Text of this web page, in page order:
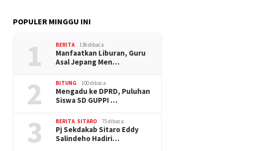
POPULER MINGGU INI
1 BERITA 136 dibaca
Manfaatkan Liburan, Guru
Asal Jepang Men…
2 BITUNG 100 dibaca
Mengadu ke DPRD, Puluhan
Siswa SD GUPPI …
3 BERITA, SITARO 75 dibaca
Pj Sekdakab Sitaro Eddy
Salindeho Hadiri…